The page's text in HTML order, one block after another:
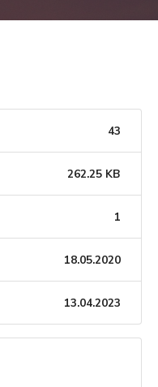
43
262.25 KB
1
18.05.2020
13.04.2023